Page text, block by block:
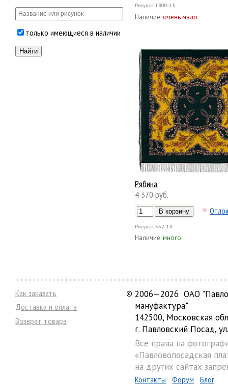
только имеющиеся в наличии
Рисунок 1800-15
Наличие:очень мало
Рябина
4 370 руб.
Рисунок 352-18
Наличие:много
Как заказать
Доставка и оплата
Возврат товара
© 2006—2026 ОАО
мануфактура"
142500, Московская
г. Павловский Посад,
Все права на
«Павловопосадская
на других сайтах
Контакты Форум Блог